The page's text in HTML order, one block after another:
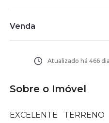
Venda
Atualizado há 466
Sobre o Imóvel
EXCELENTE